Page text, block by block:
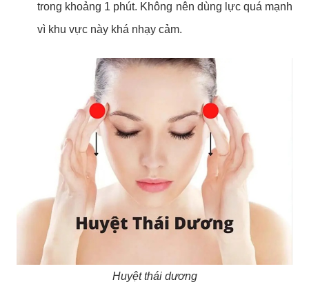
trong khoảng 1 phút. Không nên dùng lực quá mạnh
vì khu vực này khá nhạy cảm.
Huyệt thái dương